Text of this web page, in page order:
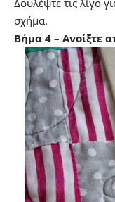
Δουλέψτε τις λίγο
σχήμα.
Βήμα 4 – Ανοίξτε